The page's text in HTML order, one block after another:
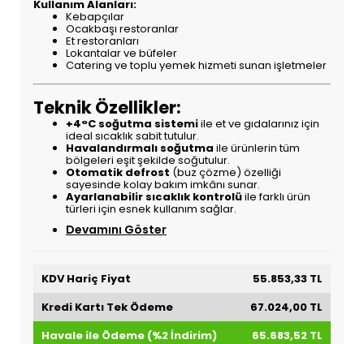
Kullanım Alanları:
Kebapçılar
Ocakbaşı restoranlar
Et restoranları
Lokantalar ve büfeler
Catering ve toplu yemek hizmeti sunan işletmeler
Teknik Özellikler:
+4°C soğutma sistemiile et ve gıdalarınız için
ideal sıcaklık sabit tutulur.
Havalandırmalı soğutma ile ürünlerin tüm
bölgeleri eşit şekilde soğutulur.
Otomatik defrost (buz çözme) özelliği
sayesinde kolay bakım imkânı sunar.
Ayarlanabilir sıcaklık kontrolüile farklı ürün
türleri için esnek kullanım sağlar.
Devamını Göster
KDV Hariç Fiyat
55.853,33 TL
Kredi Kartı Tek Ödeme
67.024,00 TL
Havale ile Ödeme (%2 İndirim)
65.683,52 TL